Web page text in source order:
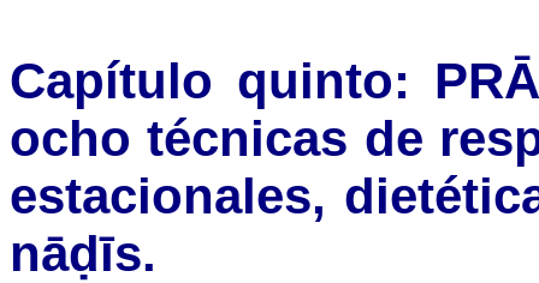
Capítulo quinto:
ocho técnicas de
estacionales,
nāḍīs.